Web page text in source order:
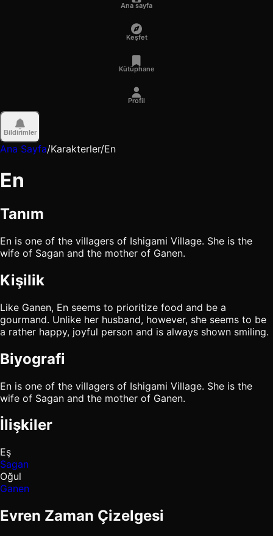
Ana sayfa
Keşfet
Kütüphane
Profil
Bildirimler
Ana Sayfa/Karakterler/En
En
Tanım
En is one of the villagers of Ishigami Village. She is the
wife of Sagan and the mother of Ganen.
Kişilik
Like Ganen, En seems to prioritize food and be a
gourmand. Unlike her husband, however, she seems to be
a rather happy, joyful person and is always shown smiling.
Biyografi
En is one of the villagers of Ishigami Village. She is the
wife of Sagan and the mother of Ganen.
İlişkiler
Eş
Sagan
Oğul
Ganen
Evren Zaman Çizelgesi